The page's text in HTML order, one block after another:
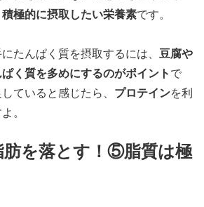
極的に摂取したい栄養素です。
たんぱく質を摂取するには、 豆腐や
く質を多めにするのがポイントで
ていると感じたら、 プロテインを利
。
肪を落とす！⑤脂質は極